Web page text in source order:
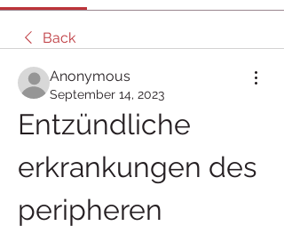
Back
Anonymous
September 14, 2023
Entzündliche
erkrankungen des
peripheren